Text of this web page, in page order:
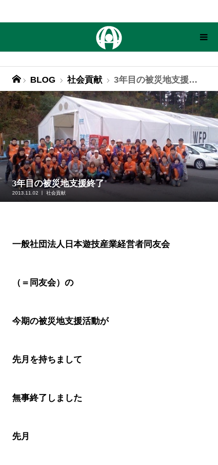
BLOG 社会貢献 3年目の被災地支援終了
3年目の被災地支援終了
2013.11.02 社会貢献
一般社団法人日本遊技産業経営者同友会
（＝同友会）の
今期の被災地支援活動が
先月を持ちまして
無事終了しました
先月